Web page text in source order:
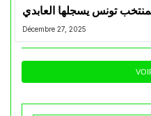
تونس يسجلها العابدي
Décembre 27, 2025